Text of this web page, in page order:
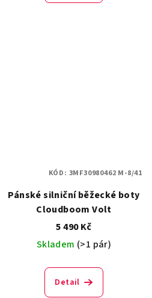
Pánské silniční běžecké boty
Cloudboom Volt
5 490 Kč
Skladem (>1 pár)
Detail
KÓD: 3MF30980462 M-8/41